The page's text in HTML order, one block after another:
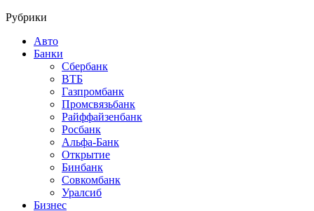
Рубрики
Авто
Банки
Сбербанк
ВТБ
Газпромбанк
Промсвязьбанк
Райффайзенбанк
Росбанк
Альфа-Банк
Открытие
Бинбанк
Совкомбанк
Уралсиб
Бизнес